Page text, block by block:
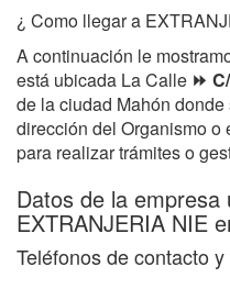
¿ Como llegar a
A continuación le
está ubicada La Calle ⏩
de la ciudad Mahón
dirección del Organismo o
para realizar trámites o
Datos de la empresa
EXTRANJERIA NIE
Teléfonos de contacto